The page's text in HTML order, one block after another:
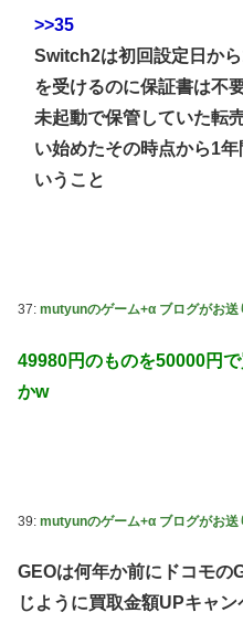
>>35
Switch2は初回設定日か
を受けるのに保証書は不
未起動で保管していた転
い始めたその時点から1
いうこと
37: mutyunのゲーム+α ブログがお送
49980円のものを50000円
かw
39: mutyunのゲーム+α ブログがお送
GEOは何年か前にドコモの
じように買取金額UPキャ